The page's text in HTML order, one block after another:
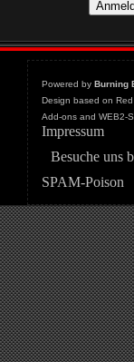
Powered by Burning
Design based on
Add-ons and WEB2-
Impressum
Besuche uns
SPAM-Poison